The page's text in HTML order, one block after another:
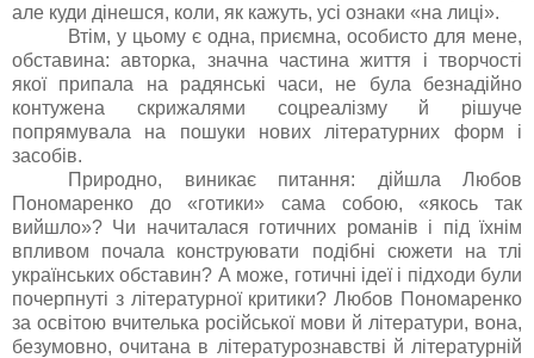
але куди дінешся, коли, як кажуть, усі ознаки «на лиці».
Втім, у цьому є одна, приємна, особисто для мене,
обставина: авторка, значна частина життя і творчості
якої припала на радянські часи, не була безнадійно
контужена скрижалями соцреалізму й рішуче
попрямувала на пошуки нових літературних форм і
засобів.
Природно, виникає питання: дійшла Любов
Пономаренко до «готики» сама собою, «якось так
вийшло»? Чи начиталася готичних романів і під їхнім
впливом почала конструювати подібні сюжети на тлі
українських обставин? А може, готичні ідеї і підходи були
почерпнуті з літературної критики? Любов Пономаренко
за освітою вчителька російської мови й літератури, вона,
безумовно, очитана в літературознавстві й літературній